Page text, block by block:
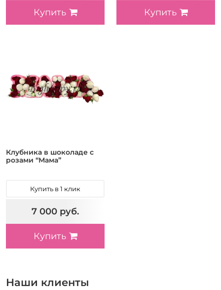
Купить Купить
Клубника в шоколаде с
розами “Мама”
Купить в 1 клик
7 000 руб.
Купить
Наши клиенты